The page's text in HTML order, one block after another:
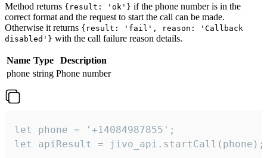
Method returns {result: 'ok'} if the phone number is in the
correct format and the request to start the call can be made.
Otherwise it returns {result: 'fail', reason: 'Callback
disabled'} with the call failure reason details.
Name Type
Description
phone string Phone number
let phone = '+14084987855';
let apiResult = jivo_api.startCall(phone);